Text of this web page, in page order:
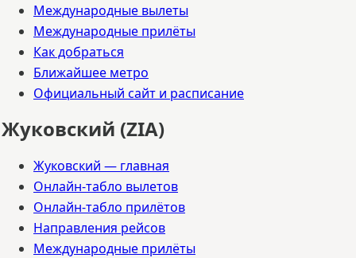
Международные вылеты
Международные прилёты
Как добраться
Ближайшее метро
Официальный сайт и расписание
Жуковский (ZIA)
Жуковский — главная
Онлайн-табло вылетов
Онлайн-табло прилётов
Направления рейсов
Международные прилёты